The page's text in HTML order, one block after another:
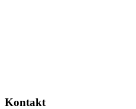
Kontakt